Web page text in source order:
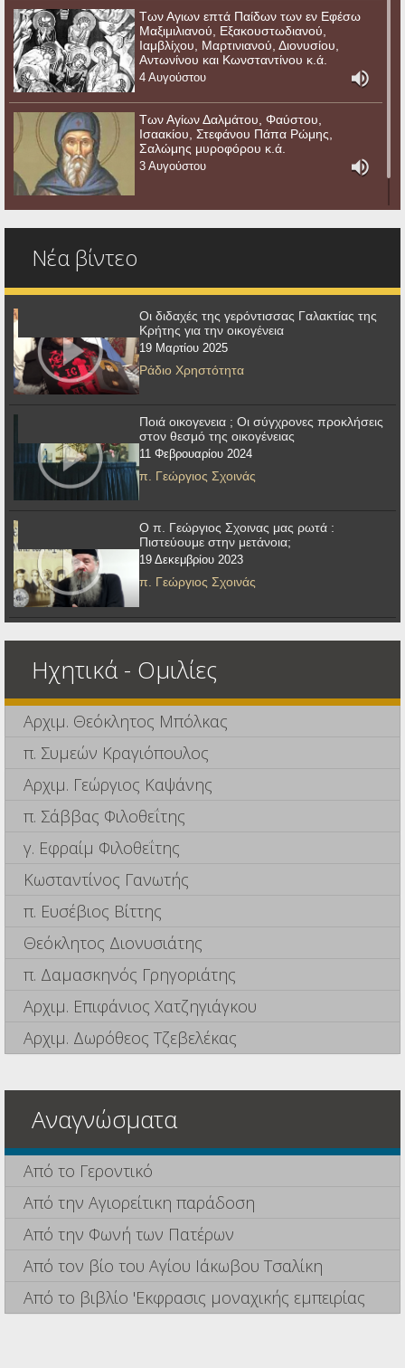
Των Αγιων επτά Παίδων των εν Εφέσω
Μαξιμιλιανού, Εξακουστωδιανού,
Ιαμβλίχου, Μαρτινιανού, Διονυσίου,
Αντωνίνου και Κωνσταντίνου κ.ά.
4 Αυγούστου
Των Αγίων Δαλμάτου, Φαύστου,
Ισαακίου, Στεφάνου Πάπα Ρώμης,
Σαλώμης μυροφόρου κ.ά.
3 Αυγούστου
Νέα βίντεο
Οι διδαχές της γερόντισσας Γαλακτίας της
Κρήτης για την οικογένεια
19 Μαρτίου 2025
Ράδιο Χρηστότητα
Ποιά οικογενεια ; Οι σύγχρονες προκλήσεις
στον θεσμό της οικογένειας
11 Φεβρουαρίου 2024
π. Γεώργιος Σχοινάς
Ο π. Γεώργιος Σχοινας μας ρωτά :
Πιστεύουμε στην μετάνοια;
19 Δεκεμβρίου 2023
π. Γεώργιος Σχοινάς
Ηχητικά - Ομιλίες
Αρχιμ. Θεόκλητος Μπόλκας
π. Συμεών Κραγιόπουλος
Αρχιμ. Γεώργιος Καψάνης
π. Σάββας Φιλοθεΐτης
γ. Εφραίμ Φιλοθεΐτης
Κωσταντίνος Γανωτής
π. Ευσέβιος Βίττης
Θεόκλητος Διονυσιάτης
π. Δαμασκηνός Γρηγοριάτης
Αρχιμ. Επιφάνιος Χατζηγιάγκου
Αρχιμ. Δωρόθεος Τζεβελέκας
Αναγνώσματα
Από το Γεροντικό
Από την Αγιορείτικη παράδοση
Από την Φωνή των Πατέρων
Από τον βίο του Αγίου Ιάκωβου Τσαλίκη
Από το βιβλίο 'Εκφρασις μοναχικής εμπειρίας